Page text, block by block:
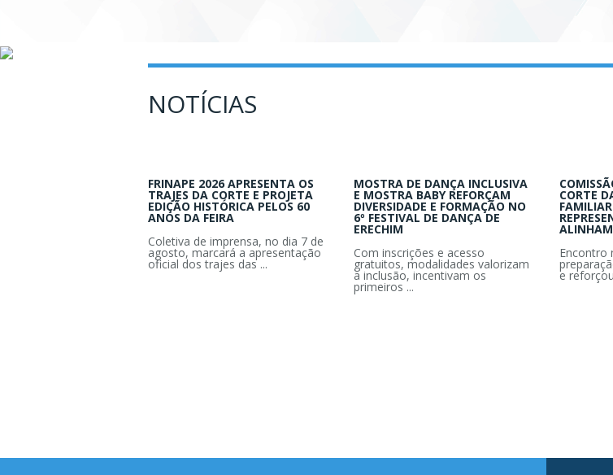
NOTÍCIAS
FRINAPE 2026 APRESENTA OS
TRAJES DA CORTE E PROJETA
EDIÇÃO HISTÓRICA PELOS 60
ANOS DA FEIRA
Coletiva de imprensa, no dia 7 de
agosto, marcará a apresentação
oficial dos trajes das ...
MOSTRA DE DANÇA INCLUSIVA
E MOSTRA BABY REFORÇAM
DIVERSIDADE E FORMAÇÃO NO
6º FESTIVAL DE DANÇA DE
ERECHIM
Com inscrições e acesso
gratuitos, modalidades valorizam
a inclusão, incentivam os
primeiros ...
CORTE
Encontro
e